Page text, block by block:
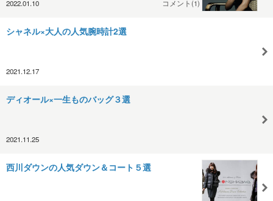
2022.01.10 コメント(1)
シャネル×大人の人気腕時計2選
2021.12.17
ディオール×一生ものバッグ３選
2021.11.25
西川ダウンの人気ダウン＆コート５選